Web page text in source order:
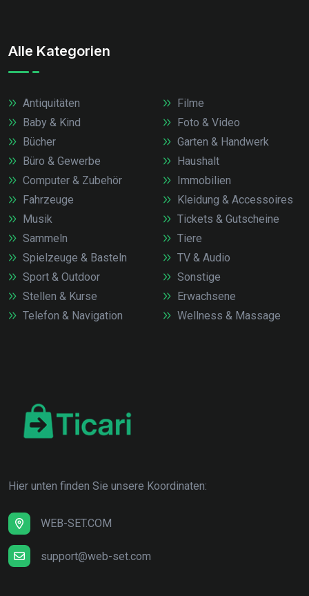
Alle Kategorien
Antiquitäten
Baby & Kind
Bücher
Büro & Gewerbe
Computer & Zubehör
Fahrzeuge
Filme
Foto & Video
Garten & Handwerk
Haushalt
Immobilien
Kleidung & Accessoires
Musik
Sammeln
Spielzeuge & Basteln
Sport & Outdoor
Stellen & Kurse
Telefon & Navigation
Tickets & Gutscheine
Tiere
TV & Audio
Sonstige
Erwachsene
Wellness & Massage
Hier unten finden Sie unsere Koordinaten:
WEB-SET.COM
support@web-set.com